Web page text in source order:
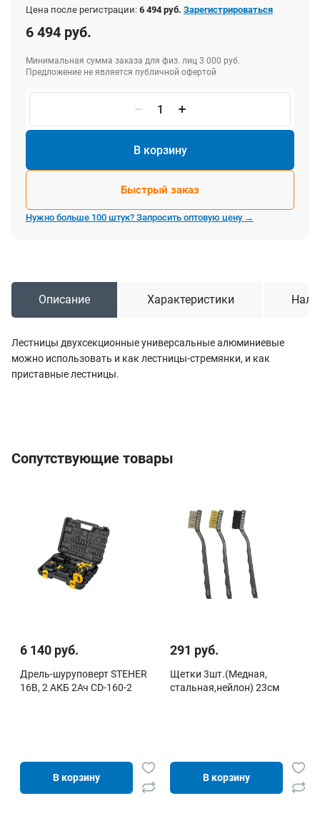
Цена после регистрации: 6 494 руб. Зарегистрироваться
6 494 руб.
Минимальная сумма заказа для физ. лиц 3 000 руб.
Предложение не является публичной офертой
В корзину
Быстрый заказ
Нужно больше 100 штук? Запросить оптовую цену →
Описание Характеристики
Лестницы двухсекционные универсальные алюминиевые
можно использовать и как лестницы-стремянки, и как
приставные лестницы.
Сопутствующие товары
6 140 руб.
Дрель-шуруповерт STEHER
16В, 2 АКБ 2Ач CD-160-2
В корзину
291 руб.
Щетки 3шт.(Медная,
стальная,нейлон) 23см
В корзину